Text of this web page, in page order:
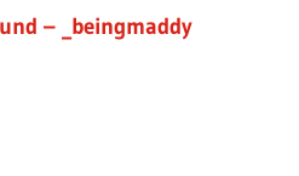
– _beingmaddy